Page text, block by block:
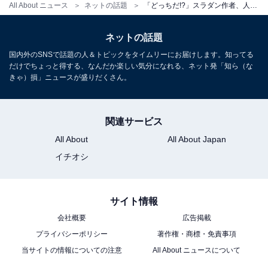
All About ニュース ネットの話題
ネットの話題
国内外のSNSで話題の人＆トピックをタイムリーにお届けします。知ってる
だけでちょっと得する、なんだか楽しい気分になれる、ネット発「知ら（な
きゃ）損」ニュースが盛りだくさん。
関連サービス
All About
All About Japan
イチオシ
サイト情報
会社概要
広告掲載
プライバシーポリシー
著作権・商標・免責事項
当サイトの情報についての注意
All About ニュースについて